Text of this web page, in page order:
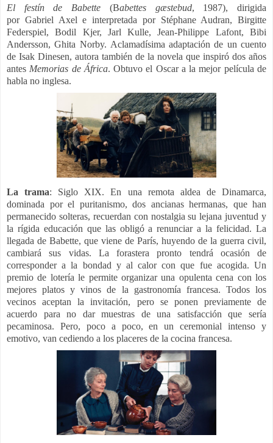
El festín de Babette (Babettes gæstebud, 1987), dirigida
por Gabriel Axel e interpretada por Stéphane Audran, Birgitte
Federspiel, Bodil Kjer, Jarl Kulle, Jean-Philippe Lafont, Bibi
Andersson, Ghita Norby. Aclamadísima adaptación de un cuento
de Isak Dinesen, autora también de la novela que inspiró dos años
antes Memorias de África. Obtuvo el Oscar a la mejor película de
habla no inglesa.
La trama: Siglo XIX. En una remota aldea de Dinamarca,
dominada por el puritanismo, dos ancianas hermanas, que han
permanecido solteras, recuerdan con nostalgia su lejana juventud y
la rígida educación que las obligó a renunciar a la felicidad. La
llegada de Babette, que viene de París, huyendo de la guerra civil,
cambiará sus vidas. La forastera pronto tendrá ocasión de
corresponder a la bondad y al calor con que fue acogida. Un
premio de lotería le permite organizar una opulenta cena con los
mejores platos y vinos de la gastronomía francesa. Todos los
vecinos aceptan la invitación, pero se ponen previamente de
acuerdo para no dar muestras de una satisfacción que sería
pecaminosa. Pero, poco a poco, en un ceremonial intenso y
emotivo, van cediendo a los placeres de la cocina francesa.